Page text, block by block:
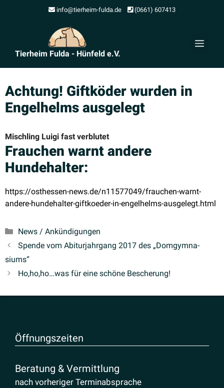
info@tierheim-fulda.de (0661) 607413
Tierheim Fulda - Hünfeld e.V.
Achtung! Giftköder wurden in
Engel­helms ausgelegt
Mischling Luigi fast verblutet
Frauchen warnt andere
Hundehalter:
https://osthessen-news.de/n11577049/frauchen-warnt-
andere-hundehalter-giftkoeder-in-engelhelms-ausgelegt.html
Kategorien
News / Ankündigungen
Spende vom Abitur­jahrgang 2017 des „Domgym­na­
siums“
Ho,ho,ho…was für eine schöne Bescherung!
Öffnungs­zeiten
Beratung & Vermittlung
nach vorheriger Terminabsprache